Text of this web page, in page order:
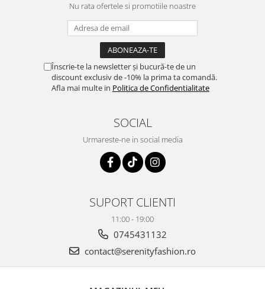
Nu rata ofertele si promotiile noastre
Înscrie-te la newsletter și bucură-te de un
discount exclusiv de -10% la prima ta comandă.
Afla mai multe in Politica de Confidentialitate
SOCIAL
Urmareste-ne in social media
SUPORT CLIENTI
11:00 - 19:00
0745431132
contact@serenityfashion.ro